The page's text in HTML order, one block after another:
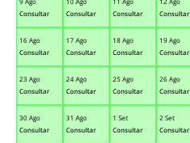
Consultar
Consultar
Consultar
Consultar
16 Ago
Consultar
17 Ago
Consultar
18 Ago
Consultar
19 Ago
Consultar
23 Ago
Consultar
24 Ago
Consultar
25 Ago
Consultar
26 Ago
Consultar
30 Ago
Consultar
31 Ago
Consultar
1 Set
Consultar
2 Set
Consultar